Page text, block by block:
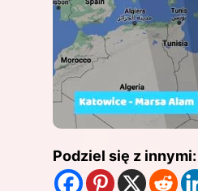
Podziel się z innymi: